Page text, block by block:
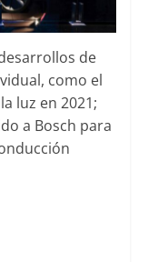
de
como el
luz en 2021;
a Bosch para